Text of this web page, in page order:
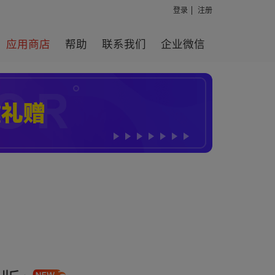
登录 注册
应用商店 帮助 联系我们 企业微信